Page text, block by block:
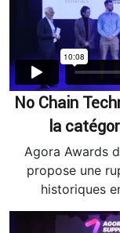
No Chain
la
Agora Awards
propose une
historiques